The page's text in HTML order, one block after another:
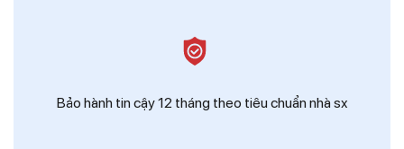
Bảo hành tin cậy 12 tháng theo tiêu chuẩn nhà sx